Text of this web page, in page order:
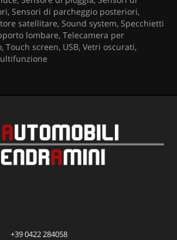
Sensori di parcheggio posteriori,
satellitare, Sound system, Specchietti
lombare, Telecamera per
Touch screen, USB, Vetri oscurati,
+39 0422 284058